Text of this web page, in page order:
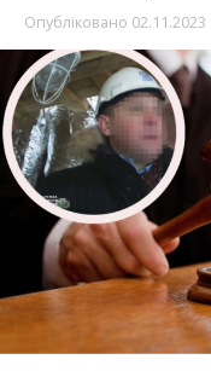
Опубліковано 02.11.2023